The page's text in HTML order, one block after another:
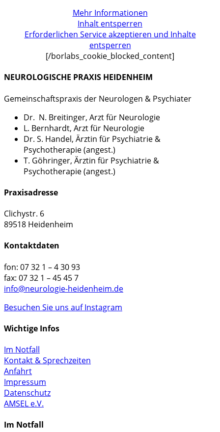
Mehr Informationen
Inhalt entsperren
Erforderlichen Service akzeptieren und Inhalte
entsperren
[/borlabs_cookie_blocked_content]
NEUROLOGISCHE PRAXIS HEIDENHEIM
Gemeinschaftspraxis der Neurologen & Psychiater
Dr. N. Breitinger, Arzt für Neurologie
L. Bernhardt, Arzt für Neurologie
Dr. S. Handel, Ärztin für Psychiatrie &
Psychotherapie (angest.)
T. Göhringer, Ärztin für Psychiatrie &
Psychotherapie (angest.)
Praxisadresse
Clichystr. 6
89518 Heidenheim
Kontaktdaten
fon: 07 32 1 – 4 30 93
fax: 07 32 1 – 45 45 7
info@neurologie-heidenheim.de
Besuchen Sie uns auf Instagram
Wichtige Infos
Im Notfall
Kontakt & Sprechzeiten
Anfahrt
Impressum
Datenschutz
AMSEL e.V.
Im Notfall